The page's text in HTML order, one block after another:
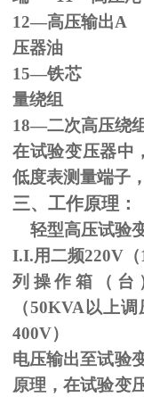
12—高压输出A
压器油
15—铁
量绕组
18—二次高压绕组
在试验变压器中
低度表测量端子，
三、工作原理：
轻型高压试验
I.I.用二频220V （
列操作箱（台
（50KVA 以上
400V）
电压输出至试验
原理，在试验变